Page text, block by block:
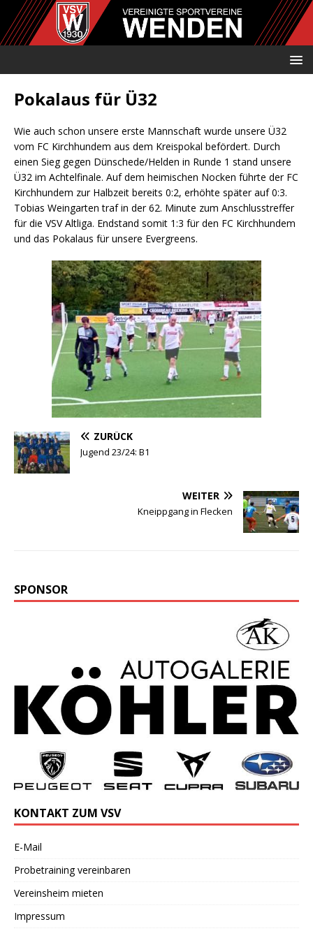
Pokalaus für Ü32
Wie auch schon unsere erste Mannschaft wurde unsere Ü32
vom FC Kirchhundem aus dem Kreispokal befördert. Durch
einen Sieg gegen Dünschede/Helden in Runde 1 stand unsere
Ü32 im Achtelfinale. Auf dem heimischen Nocken führte der FC
Kirchhundem zur Halbzeit bereits 0:2, erhöhte später auf 0:3.
Tobias Weingarten traf in der 62. Minute zum Anschlusstreffer
für die VSV Altliga. Endstand somit 1:3 für den FC Kirchhundem
und das Pokalaus für unsere Evergreens.
ZURÜCK
Jugend 23/24: B1
WEITER
Kneippgang in Flecken
SPONSOR
KONTAKT ZUM VSV
E-Mail
Probetraining vereinbaren
Vereinsheim mieten
Impressum